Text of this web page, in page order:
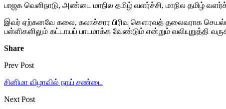
பாஜக வெளிநாடு, அண்டை மாநில தமிழ் வளர்ச்சி, மாநில தமிழ்
இவர் ஏற்கனவே கலை, கலாச்சார பிரிவு கௌரவத் தலைவராக
பள்ளிகளிலும் கட்டாயப் பாடமாக்க வேண்டும் என்றும் வலியுறுத்தி
Share
Prev Post
சினிமா விழாவில் நாய் சண்டை
Next Post